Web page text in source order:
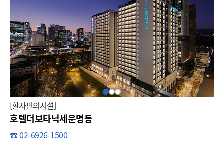
[환자편의시설]
호텔더보타닉세운명동
☎ 02-6926-1500